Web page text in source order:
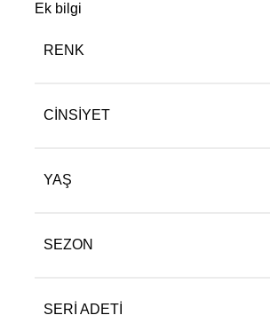
Ek bilgi
RENK
CINSIYET
YAŞ
SEZON
SERI ADETI